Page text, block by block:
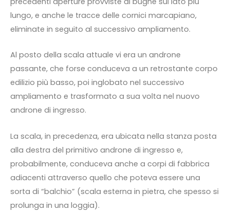
lungo, e anche le tracce delle cornici marcapiano,
eliminate in seguito al successivo ampliamento.
Al posto della scala attuale vi era un androne
passante, che forse conduceva a un retrostante corpo
edilizio più basso, poi inglobato nel successivo
ampliamento e trasformato a sua volta nel nuovo
androne di ingresso.
La scala, in precedenza, era ubicata nella stanza posta
alla destra del primitivo androne di ingresso e,
probabilmente, conduceva anche a corpi di fabbrica
adiacenti attraverso quello che poteva essere una
sorta di “balchio” (scala esterna in pietra, che spesso si
prolunga in una loggia).